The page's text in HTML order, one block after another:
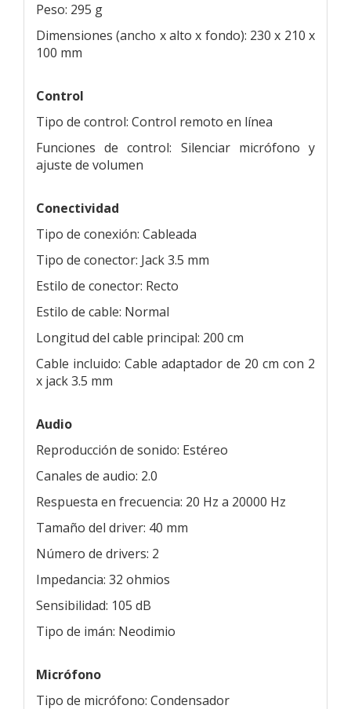
Peso: 295 g
Dimensiones (ancho x alto x fondo): 230 x 210 x
100 mm
Control
Tipo de control: Control remoto en línea
Funciones de control: Silenciar micrófono y
ajuste de volumen
Conectividad
Tipo de conexión: Cableada
Tipo de conector: Jack 3.5 mm
Estilo de conector: Recto
Estilo de cable: Normal
Longitud del cable principal: 200 cm
Cable incluido: Cable adaptador de 20 cm con 2
x jack 3.5 mm
Audio
Reproducción de sonido: Estéreo
Canales de audio: 2.0
Respuesta en frecuencia: 20 Hz a 20000 Hz
Tamaño del driver: 40 mm
Número de drivers: 2
Impedancia: 32 ohmios
Sensibilidad: 105 dB
Tipo de imán: Neodimio
Micrófono
Tipo de micrófono: Condensador